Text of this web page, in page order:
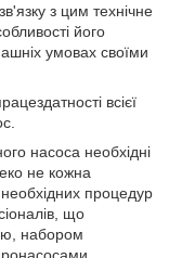
з цим технічне
його
умовах своїми
всієї
насоса необхідні
не кожна
процедур
що
набором